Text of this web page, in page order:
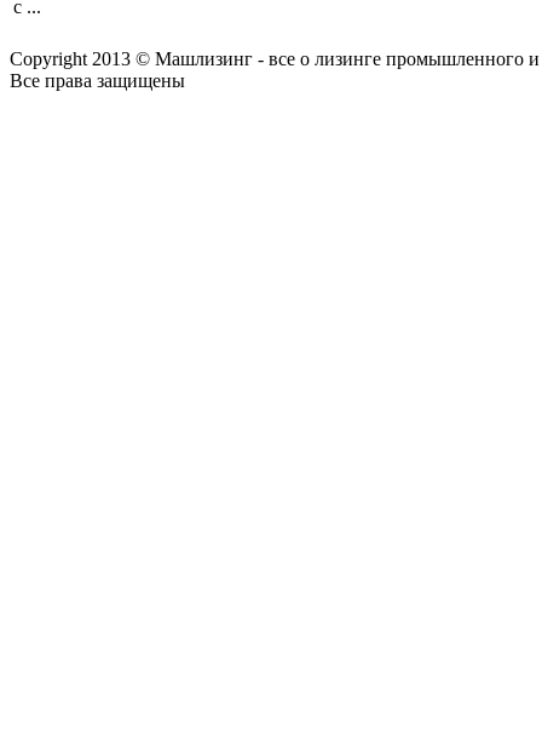
с ...
Copyright 2013 © Машлизинг - все о лизинге промышленного и
Все права защищены